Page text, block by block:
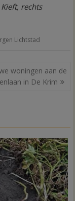
rechts
Lichtstad
woningen aan de
in De Krim